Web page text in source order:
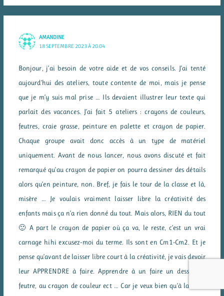
AMANDINE
18 SEPTEMBRE 2023 À 20:04
Bonjour, j’ai besoin de votre aide et de vos conseils. J’ai tenté
aujourd’hui des ateliers, toute contente de moi, mais je pense
que je m’y suis mal prise … Ils devaient illustrer leur texte qui
parlait des vacances. J’ai fait 5 ateliers : crayons de couleurs,
feutres, craie grasse, peinture en palette et crayon de papier.
Chaque groupe avait donc accès à un type de matériel
uniquement. Avant de nous lancer, nous avons discuté et fait
remarqué qu’au crayon de papier on pourra dessiner des détails
alors qu’en peinture, non. Bref, je fais le tour de la classe et là,
misère … Je voulais vraiment laisser libre la créativité des
enfants mais ça n’a rien donné du tout. Mais alors, RIEN du tout
🙂 A part le crayon de papier où ça va, le reste, c’est un vrai
carnage hihi excusez-moi du terme. Ils sont en Cm1-Cm2. Et je
pense qu’avant de laisser libre court à la créativité, je vais devoir
leur APPRENDRE à faire. Apprendre à un faire un dessin au
feutre, au crayon de couleur ect … Car je veux bien qu’à la craie